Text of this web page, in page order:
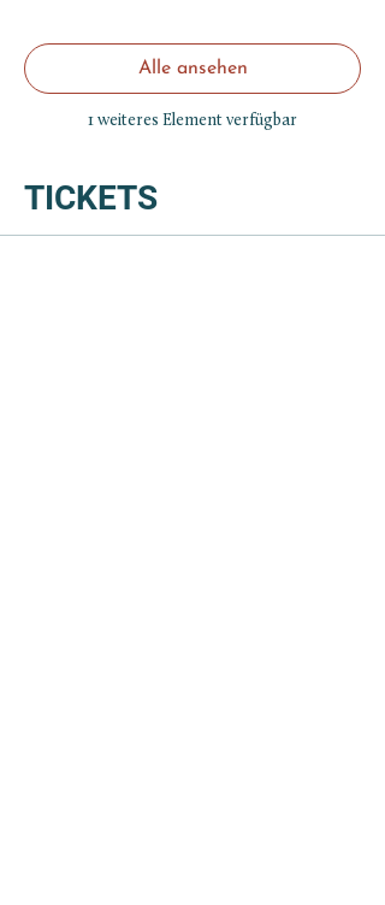
1 weiteres Element verfügbar
Alle ansehen
TICKETS